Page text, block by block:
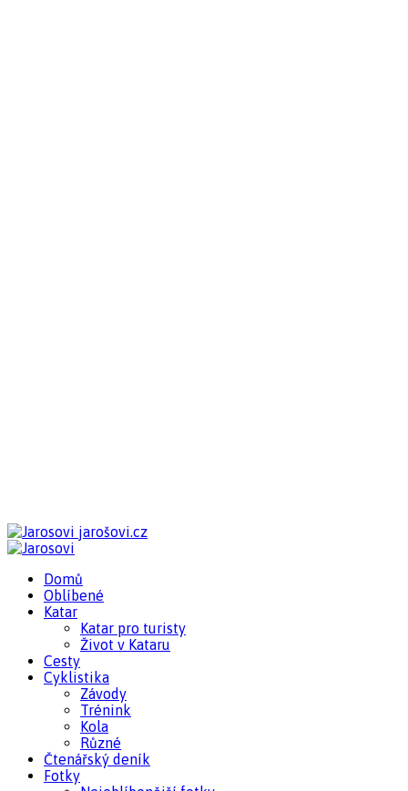
jarošovi.cz
Domů
Oblíbené
Katar
Katar pro turisty
Život v Kataru
Cesty
Cyklistika
Závody
Trénink
Kola
Různé
Čtenářský deník
Fotky